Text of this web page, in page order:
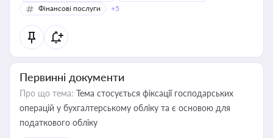
Фінансові послуги
+5
Первинні документи
Про що тема: Тема стосується фіксації господарських
операцій у бухгалтерському обліку та є основою для
податкового обліку